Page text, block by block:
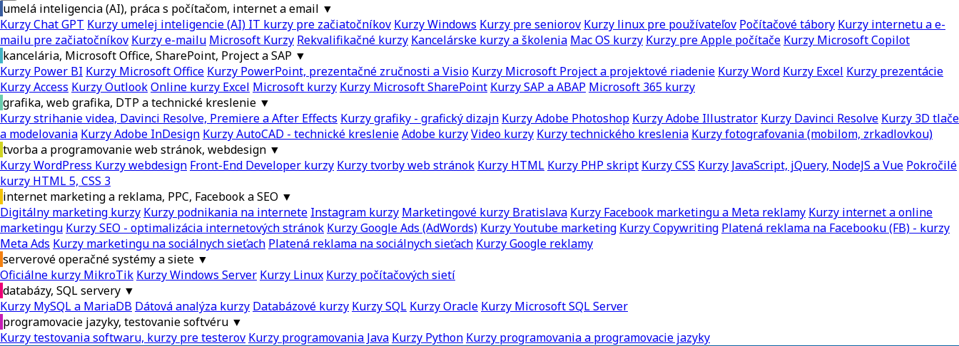
umelá inteligencia (AI), práca s počítačom, internet a email ▼
Kurzy Chat GPT Kurzy umelej inteligencie (AI) IT kurzy pre začiatočníkov Kurzy Windows Kurzy pre seniorov Kurzy linux pre používateľov Počítačové tábory Kurzy internetu a e-
mailu pre začiatočníkov Kurzy e-mailu Microsoft Kurzy Rekvalifikačné kurzy Kancelárske kurzy a školenia Mac OS kurzy Kurzy pre Apple počítače Kurzy Microsoft Copilot
kancelária, Microsoft Office, SharePoint, Project a SAP ▼
Kurzy Power BI Kurzy Microsoft Office Kurzy PowerPoint, prezentačné zručnosti a Visio Kurzy Microsoft Project a projektové riadenie Kurzy Word Kurzy Excel Kurzy prezentácie
Kurzy Access Kurzy OutlookOnline kurzy Excel Microsoft kurzy Kurzy Microsoft SharePoint Kurzy SAP a ABAP Microsoft 365 kurzy
grafika, web grafika, DTP a technické kreslenie ▼
Kurzy strihanie videa, Davinci Resolve, Premiere a After Effects Kurzy grafiky - grafický dizajn Kurzy Adobe Photoshop Kurzy Adobe Illustrator Kurzy Davinci Resolve Kurzy 3D tlače
a modelovania Kurzy Adobe InDesign Kurzy AutoCAD - technické kreslenieAdobe kurzyVideo kurzy Kurzy technického kreslenia Kurzy fotografovania (mobilom, zrkadlovkou)
tvorba a programovanie web stránok, webdesign ▼
Kurzy WordPress Kurzy webdesign Front-End Developer kurzy Kurzy tvorby web stránok Kurzy HTML Kurzy PHP skript Kurzy CSS Kurzy JavaScript, jQuery, NodeJS a Vue Pokročilé
kurzy HTML 5, CSS 3
internet marketing a reklama, PPC, Facebook a SEO ▼
Digitálny marketing kurzy Kurzy podnikania na internete Instagram kurzy Marketingové kurzy Bratislava Kurzy Facebook marketingu a Meta reklamy Kurzy internet a online
marketingu Kurzy SEO - optimalizácia internetových stránok Kurzy Google Ads (AdWords) Kurzy Youtube marketing Kurzy Copywriting Platená reklama na Facebooku (FB) - kurzy
Meta Ads Kurzy marketingu na sociálnych sieťach Platená reklama na sociálnych sieťach Kurzy Google reklamy
serverové operačné systémy a siete ▼
Oficiálne kurzy MikroTik Kurzy Windows Server Kurzy Linux Kurzy počítačových sietí
databázy, SQL servery ▼
Kurzy MySQL a MariaDB Dátová analýza kurzy Databázové kurzy Kurzy SQL Kurzy Oracle Kurzy Microsoft SQL Server
programovacie jazyky, testovanie softvéru ▼
Kurzy testovania softwaru, kurzy pre testerov Kurzy programovania Java Kurzy Python Kurzy programovania a programovacie jazyky